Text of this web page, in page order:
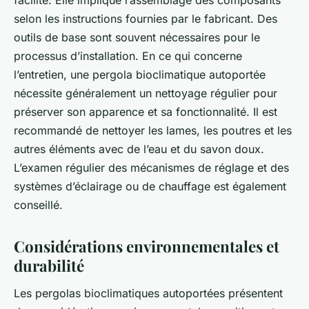
selon les instructions fournies par le fabricant. Des
outils de base sont souvent nécessaires pour le
processus d’installation. En ce qui concerne
l’entretien, une pergola bioclimatique autoportée
nécessite généralement un nettoyage régulier pour
préserver son apparence et sa fonctionnalité. Il est
recommandé de nettoyer les lames, les poutres et les
autres éléments avec de l’eau et du savon doux.
L’examen régulier des mécanismes de réglage et des
systèmes d’éclairage ou de chauffage est également
conseillé.
Considérations environnementales et
durabilité
Les pergolas bioclimatiques autoportées présentent